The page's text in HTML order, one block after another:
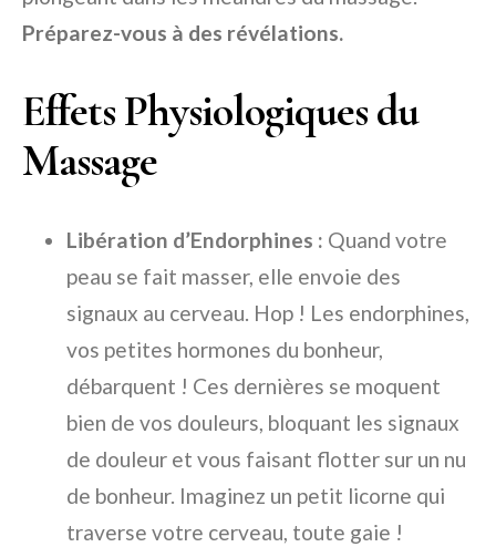
Préparez-vous à des révélations.
Effets Physiologiques du
Massage
Libération d’Endorphines : Quand votre
peau se fait masser, elle envoie des
signaux au cerveau. Hop ! Les endorphines,
vos petites hormones du bonheur,
débarquent ! Ces dernières se moquent
bien de vos douleurs, bloquant les signaux
de douleur et vous faisant flotter sur un nu
de bonheur. Imaginez un petit licorne qui
traverse votre cerveau, toute gaie !